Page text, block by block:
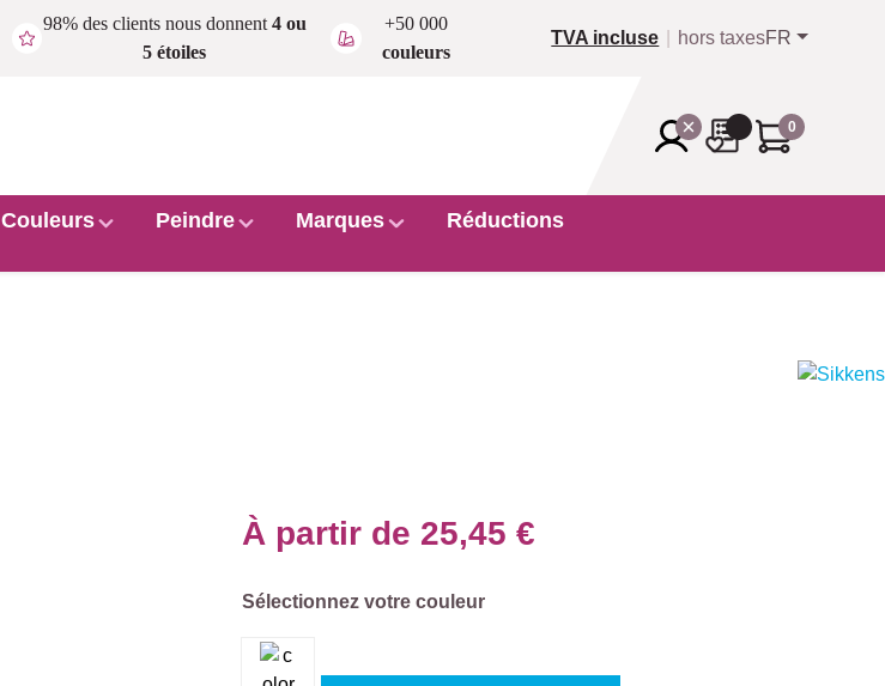
98% des clients nous donnent 4 ou
5 étoiles
+50 000
couleurs
TVA incluse hors taxesFR
0
Couleurs Peindre Marques Réductions
À partir de 25,45 €
Sélectionnez
Sélectionnez votre couleur